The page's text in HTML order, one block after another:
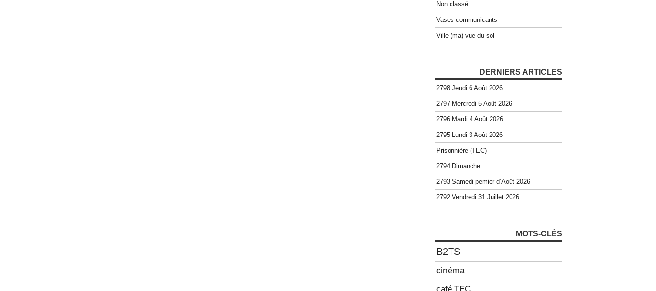
Non classé
Vases communicants
Ville (ma) vue du sol
DERNIERS ARTICLES
2798 Jeudi 6 Août 2026
2797 Mercredi 5 Août 2026
2796 Mardi 4 Août 2026
2795 Lundi 3 Août 2026
Prisonnière (TEC)
2794 Dimanche
2793 Samedi pemier d’Août 2026
2792 Vendredi 31 Juillet 2026
MOTS-CLÉS
B2TS
cinéma
café TEC